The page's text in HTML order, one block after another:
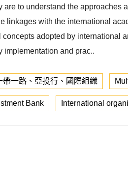
are to understand the approaches
linkages with the international
adopted by international
implementation and prac..
一路、亞投行、國際組織
Bank International